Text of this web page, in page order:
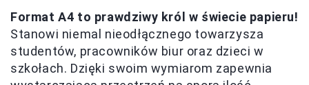
Format A4 to prawdziwy król w świecie papieru!
Stanowi niemal nieodłącznego towarzysza
studentów, pracowników biur oraz dzieci w
szkołach. Dzięki swoim wymiarom zapewnia